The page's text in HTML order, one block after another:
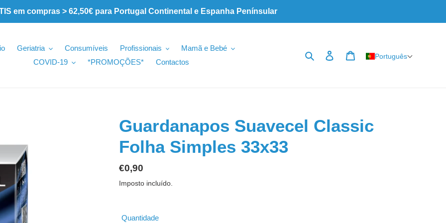
em compras > 62,50€ para Portugal Continental e Espanha Penínsular
Geriatria Consumíveis Profissionais
Mamã e Bebé
COVID-19
*PROMOÇÕES* Contactos
PesquisarIniciar sessão
CarrinhoPortuguês
Guardanapos Suavecel Classic
Folha Simples 33x33
Preço
normal
€0,90
Imposto incluído.
Quantidade